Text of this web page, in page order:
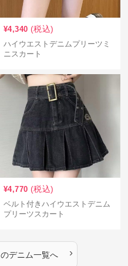
¥4,340 (税込)
ハイウエストデニムプリーツミ
ニスカート
¥4,770 (税込)
ベルト付きハイウエストデニム
プリーツスカート
のデニム一覧へ ›